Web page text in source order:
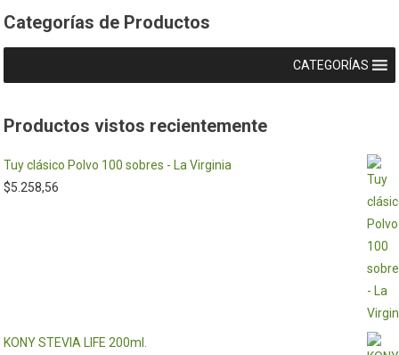
Categorías de Productos
CATEGORÍAS
Productos vistos recientemente
Tuy clásico Polvo 100 sobres - La Virginia
$5.258,56
KONY STEVIA LIFE 200ml.